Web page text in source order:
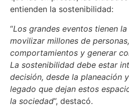
entienden la sostenibilidad:
“Los grandes eventos tienen
movilizar millones de
comportamientos y generar
La sostenibilidad debe estar
decisión, desde la planeación
legado que dejan estos
la sociedad”, destacó.